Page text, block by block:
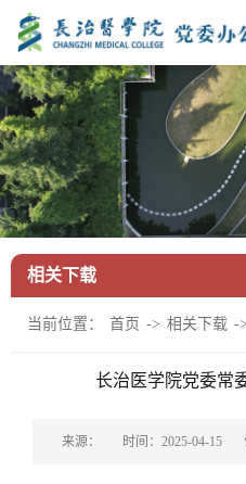
相关下载
当前位置： 首页 -> 相关下载 -
长治医学院党委常
来源： 时间：2025-04-15